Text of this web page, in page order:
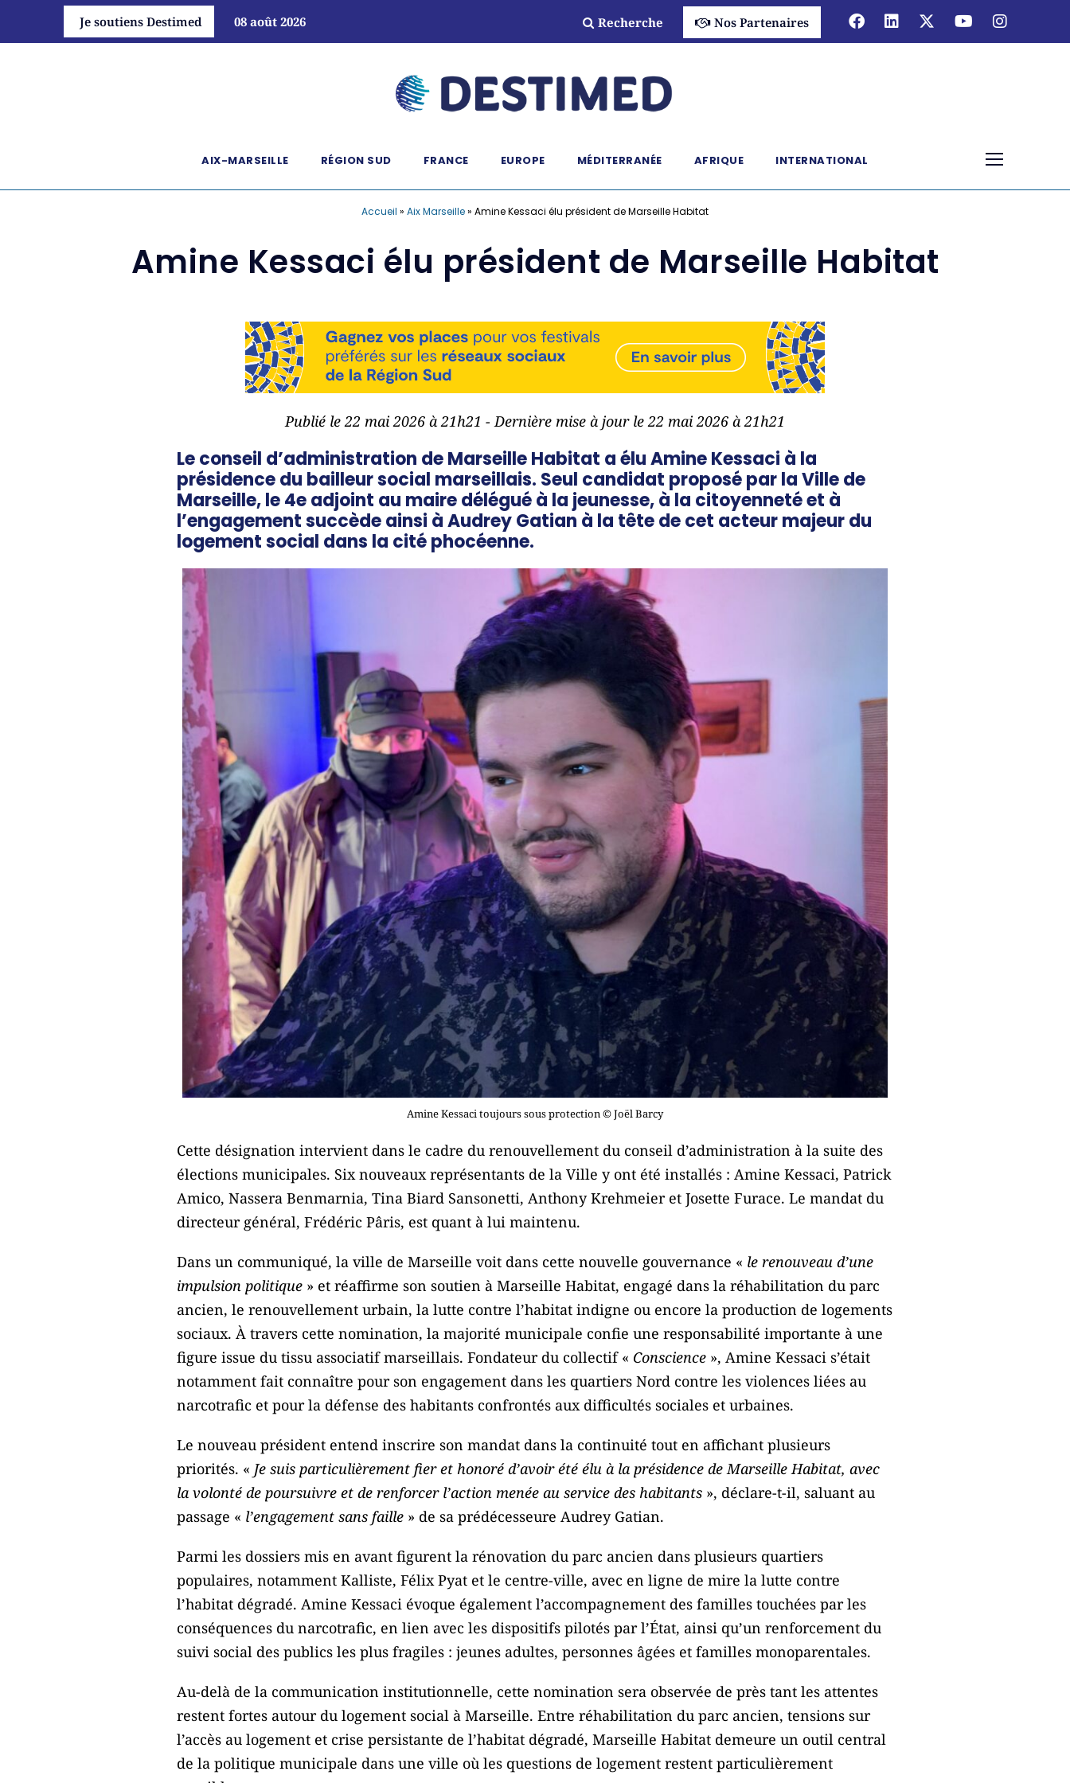
Je soutiens Destimed 08 août 2026 Recherche Nos Partenaires
AIX-MARSEILLE RÉGION SUD FRANCE EUROPE MÉDITERRANÉE AFRIQUE INTERNATIONAL
Accueil » Aix Marseille» Amine Kessaci élu président de Marseille Habitat
Amine Kessaci élu président de Marseille Habitat
Publié le 22 mai 2026 à 21h21 - Dernière mise à jour le 22 mai 2026 à 21h21
Le conseil d’administration de Marseille Habitat a élu Amine Kessaci à la
présidence du bailleur social marseillais. Seul candidat proposé par la Ville de
Marseille, le 4e adjoint au maire délégué à la jeunesse, à la citoyenneté et à
l’engagement succède ainsi à Audrey Gatian à la tête de cet acteur majeur du
logement social dans la cité phocéenne.
Amine Kessaci toujours sous protection © Joël Barcy
Cette désignation intervient dans le cadre du renouvellement du conseil d’administration à la suite des
élections municipales. Six nouveaux représentants de la Ville y ont été installés : Amine Kessaci, Patrick
Amico, Nassera Benmarnia, Tina Biard Sansonetti, Anthony Krehmeier et Josette Furace. Le mandat du
directeur général, Frédéric Pâris, est quant à lui maintenu.
Dans un communiqué, la ville de Marseille voit dans cette nouvelle gouvernance « le renouveau d’une
impulsion politique » et réaffirme son soutien à Marseille Habitat, engagé dans la réhabilitation du parc
ancien, le renouvellement urbain, la lutte contre l’habitat indigne ou encore la production de logements
sociaux. À travers cette nomination, la majorité municipale confie une responsabilité importante à une
figure issue du tissu associatif marseillais. Fondateur du collectif « Conscience », Amine Kessaci s’était
notamment fait connaître pour son engagement dans les quartiers Nord contre les violences liées au
narcotrafic et pour la défense des habitants confrontés aux difficultés sociales et urbaines.
Le nouveau président entend inscrire son mandat dans la continuité tout en affichant plusieurs
priorités. « Je suis particulièrement fier et honoré d’avoir été élu à la présidence de Marseille Habitat, avec
la volonté de poursuivre et de renforcer l’action menée au service des habitants », déclare-t-il, saluant au
passage « l’engagement sans faille » de sa prédécesseure Audrey Gatian.
Parmi les dossiers mis en avant figurent la rénovation du parc ancien dans plusieurs quartiers
populaires, notamment Kalliste, Félix Pyat et le centre-ville, avec en ligne de mire la lutte contre
l’habitat dégradé. Amine Kessaci évoque également l’accompagnement des familles touchées par les
conséquences du narcotrafic, en lien avec les dispositifs pilotés par l’État, ainsi qu’un renforcement du
suivi social des publics les plus fragiles : jeunes adultes, personnes âgées et familles monoparentales.
Au-delà de la communication institutionnelle, cette nomination sera observée de près tant les attentes
restent fortes autour du logement social à Marseille. Entre réhabilitation du parc ancien, tensions sur
l’accès au logement et crise persistante de l’habitat dégradé, Marseille Habitat demeure un outil central
de la politique municipale dans une ville où les questions de logement restent particulièrement